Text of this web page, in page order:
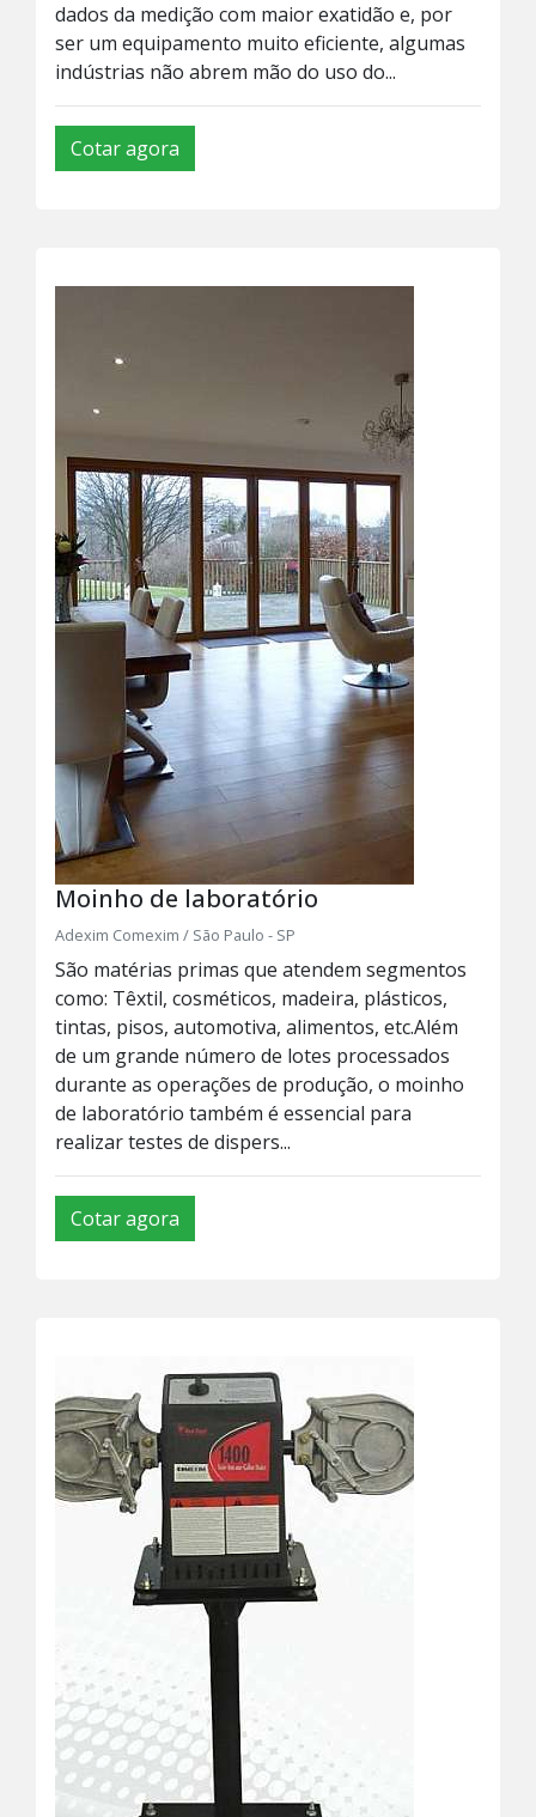
dados da medição com maior exatidão e, por
ser um equipamento muito eficiente, algumas
indústrias não abrem mão do uso do...
Cotar agora
Moinho de laboratório
Adexim Comexim / São Paulo - SP
São matérias primas que atendem segmentos
como: Têxtil, cosméticos, madeira, plásticos,
tintas, pisos, automotiva, alimentos, etc.Além
de um grande número de lotes processados
durante as operações de produção, o moinho
de laboratório também é essencial para
realizar testes de dispers...
Cotar agora